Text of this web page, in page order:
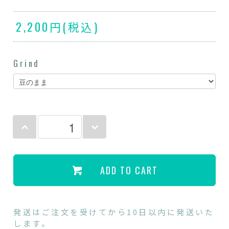
2,200円(税込)
Grind
ADD TO CART
発送はご注文を受けてから10日以内に発送いた
します。